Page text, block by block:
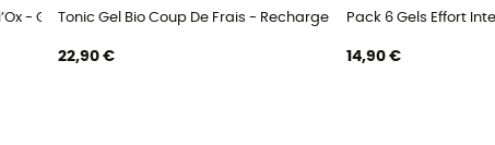
- Gel énergétique
Tonic Gel Bio Coup De Frais - Recharge Eco - Gel énergétique
22,90 €
Pack 6 Gels Effort
14,90 €